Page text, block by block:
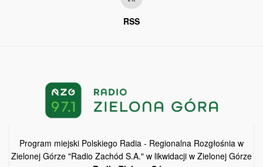
RSS
Program miejski Polskiego Radia - Regionalna Rozgłośnia w
Zielonej Górze "Radio Zachód S.A." w likwidacji w Zielonej Górze